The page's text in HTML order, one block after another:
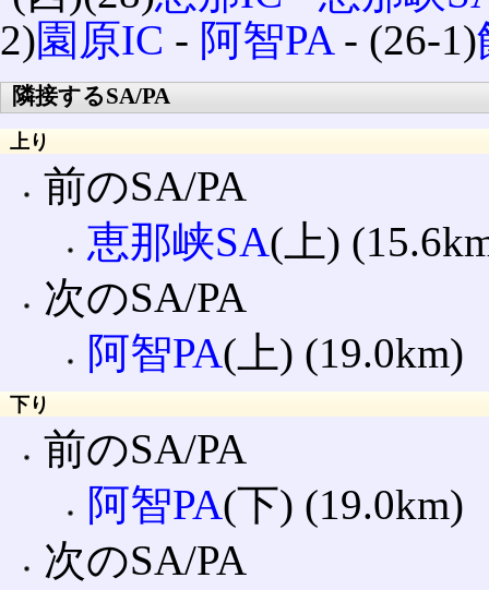
2)園原IC ‐ 阿智PA‐ (26-1)
隣接するSA/PA
上り
前のSA/PA
恵那峡SA(上)
次のSA/PA
阿智PA(上) (19.0km)
下り
前のSA/PA
阿智PA(下) (19.0km)
次のSA/PA